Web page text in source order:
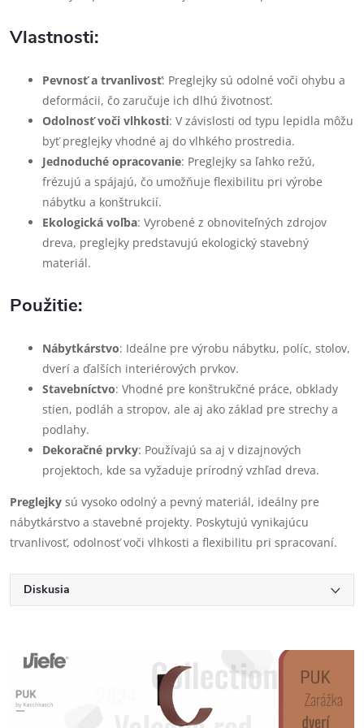
Vlastnosti:
Pevnosť a trvanlivosť: Preglejky sú odolné voči ohybu a
deformácii, čo zaručuje ich dlhú životnosť.
Odolnosť voči vlhkosti: V závislosti od typu lepidla môžu
byť preglejky vhodné aj do vlhkého prostredia.
Jednoduché opracovanie: Preglejky sa ľahko režú,
frézujú a spájajú, čo umožňuje flexibilitu pri výrobe
nábytku a konštrukcií.
Ekologická voľba: Vyrobené z obnoviteľných zdrojov
dreva, preglejky predstavujú ekologický stavebný
materiál.
Použitie:
Nábytkárstvo: Ideálne pre výrobu nábytku, políc, stolov,
dverí a ďalších interiérových prvkov.
Stavebníctvo: Vhodné pre konštrukčné práce, obklady
stien, podláh a stropov, ale aj ako základ pre strechy a
podlahy.
Dekoračné prvky: Používajú sa aj v dizajnových
projektoch, kde sa vyžaduje prírodný vzhľad dreva.
Preglejky sú vysoko odolný a pevný materiál, ideálny pre
nábytkárstvo a stavebné projekty. Poskytujú vynikajúcu
trvanlivosť, odolnosť voči vlhkosti a flexibilitu pri spracovaní.
Diskusia